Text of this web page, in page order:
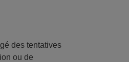
des tentatives
ou de